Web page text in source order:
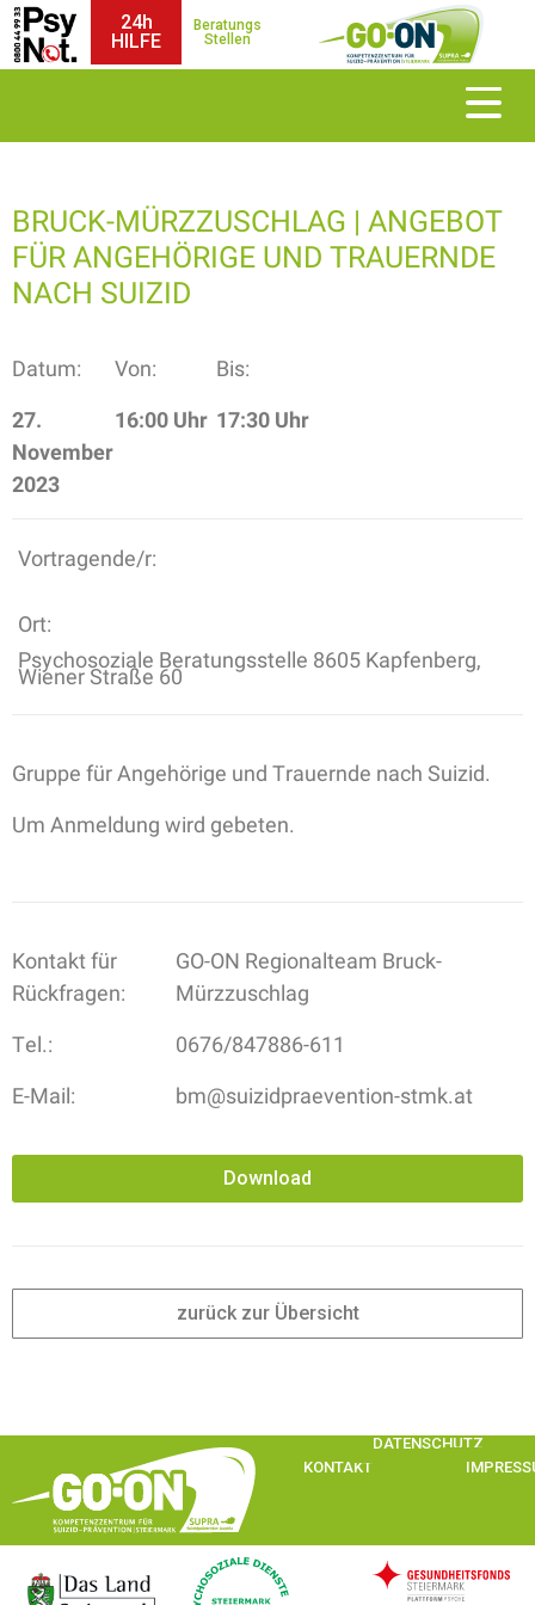
24h
HILFE
Beratungs
Stellen
BRUCK-MÜRZZUSCHLAG | ANGEBOT
FÜR ANGEHÖRIGE UND TRAUERNDE
NACH SUIZID
Datum:
27.
November
2023
Von:
16:00 Uhr
Bis:
17:30 Uhr
Vortragende/r:
Ort:
Psychosoziale Beratungsstelle 8605 Kapfenberg,
Wiener Straße 60
Gruppe für Angehörige und Trauernde nach Suizid.
Um Anmeldung wird gebeten.
Kontakt für
Rückfragen:
GO-ON Regionalteam Bruck-
Mürzzuschlag
Tel.:
0676/847886-611
E-Mail:
bm@suizidpraevention-stmk.at
Download
zurück zur Übersicht
KONTAKT
DATENSCHUTZ